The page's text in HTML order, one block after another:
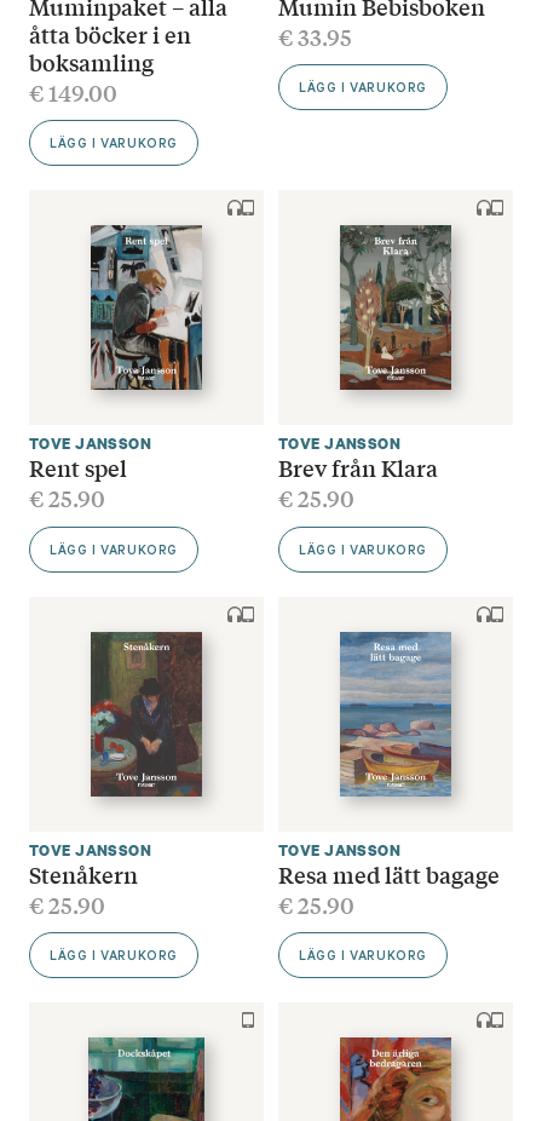
åtta böcker i en
boksamling
€149.00
LÄGG I VARUKORG
€33.95
LÄGG I VARUKORG
TOVE JANSSON
Rent spel
€25.90
LÄGG I VARUKORG
TOVE JANSSON
Brev från Klara
€25.90
LÄGG I VARUKORG
TOVE JANSSON
Stenåkern
€25.90
LÄGG I VARUKORG
TOVE JANSSON
Resa med lätt bagage
€25.90
LÄGG I VARUKORG